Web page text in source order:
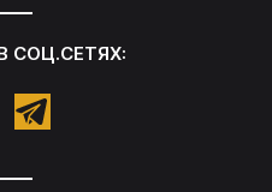
СОЦ.СЕТЯХ: